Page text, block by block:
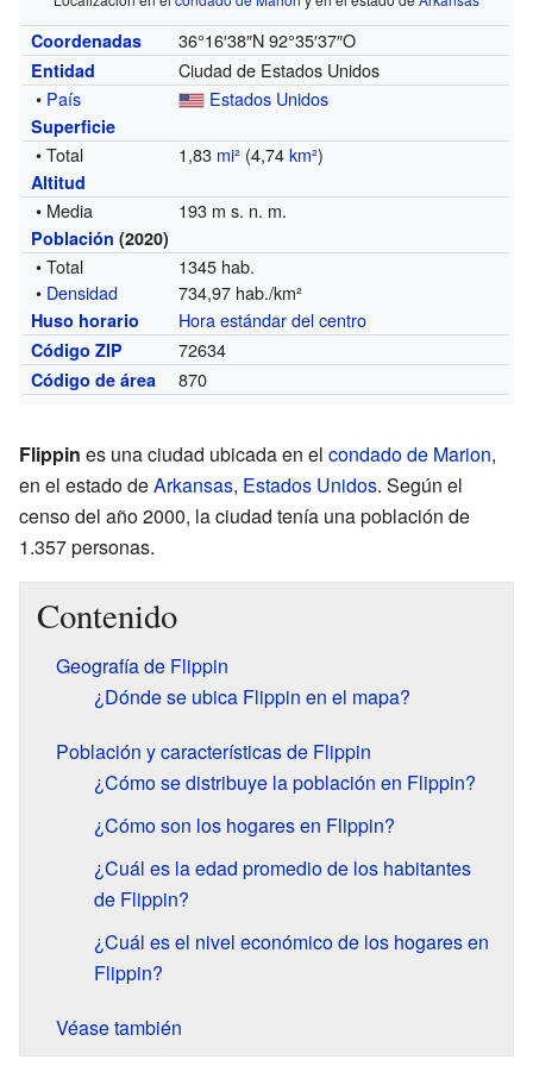
Coordenadas 36°16′38″N 92°35′37″O
Entidad
Ciudad de Estados Unidos
• País Estados Unidos
Superficie
• Total 1,83 mi² (4,74km²)
Altitud
• Media 193 m s. n. m.
Población (2020)
• Total
1345 hab.
• Densidad 734,97 hab./km²
Huso horario Hora estándar del centro
Código ZIP 72634
Código de área 870
Flippin es una ciudad ubicada en el condado de Marion,
en el estado deArkansas, Estados Unidos. Según el
censo del año 2000, la ciudad tenía una población de
1.357 personas.
Contenido
Geografía de Flippin
¿Dónde se ubica Flippin en el mapa?
Población y características de Flippin
¿Cómo se distribuye la población en Flippin?
¿Cómo son los hogares en Flippin?
¿Cuál es la edad promedio de los habitantes
de Flippin?
¿Cuál es el nivel económico de los hogares en
Flippin?
Véase también